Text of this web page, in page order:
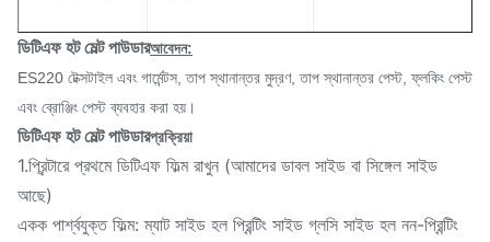
ডিটিএফ হট মেল্ট পাউডারআবেদন:
ES220 টেক্সটাইল এবং গার্মেন্টস, তাপ স্থানান্তর মুদ্রণ, তাপ স্থানান্তর পেস্ট, ফ্লকিং পেস্ট
এবং ব্রোঞ্জিং পেস্ট ব্যবহার করা হয়।
ডিটিএফ হট মেল্ট পাউডারপ্রক্রিয়া
1.প্রিন্টারে প্রথমে ডিটিএফ ফিল্ম রাখুন (আমাদের ডাবল সাইড বা সিঙ্গেল সাইড
আছে)
একক পার্শ্বযুক্ত ফিল্ম: ম্যাট সাইড হল প্রিন্টিং সাইড গ্লসি সাইড হল নন-প্রিন্টিং